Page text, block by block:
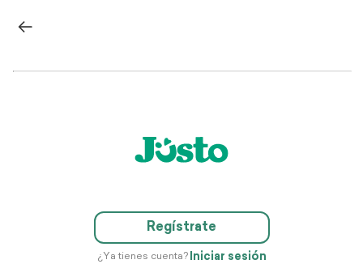
Regístrate
¿Ya tienes cuenta? Iniciar sesión